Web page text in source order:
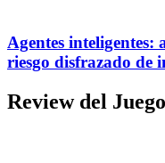
Agentes
riesgo disfrazado de
Review del Juego